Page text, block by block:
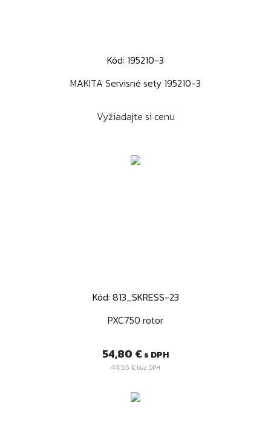
Kód: 195210-3
MAKITA Servisné sety 195210-3
Vyžiadajte si cenu
Kód: 813_SKRESS-23
PXC750 rotor
Cena
54,80 € s DPH
44,55 € bez DPH